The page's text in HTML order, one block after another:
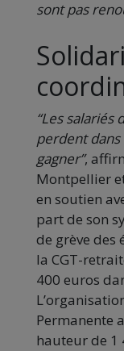
sont pas
“Les salariés
perdent
gagner”,
Montpellier
en soutien
part de son
de grève des
la CGT-
400 euros
Permanente
hauteur de 1